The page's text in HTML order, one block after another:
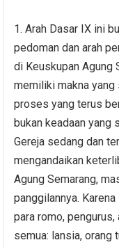
Arah Dasar IX ini
pedoman dan arah
di Keuskupan Agung
memiliki makna yang
proses yang terus
bukan keadaan yang
Gereja sedang dan
mengandaikan
Agung Semarang,
panggilannya.
para romo,
semua: lansia, orang